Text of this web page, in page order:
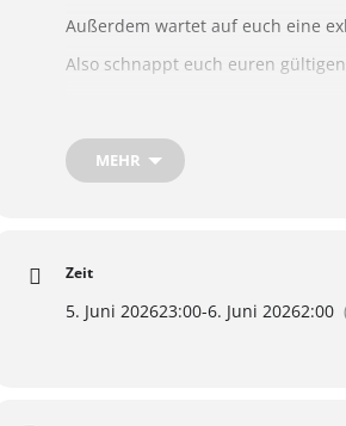
Außerdem wartet auf euch eine
Also schnappt euch euren
Zettel unter: www.Muttizettel.net
——————————————
MEHR
Zeit
5. Juni 202623:00-6. Juni 20262:00